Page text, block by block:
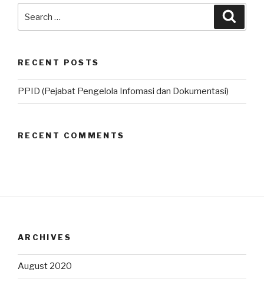
RECENT POSTS
PPID (Pejabat Pengelola Infomasi dan Dokumentasi)
RECENT COMMENTS
ARCHIVES
August 2020